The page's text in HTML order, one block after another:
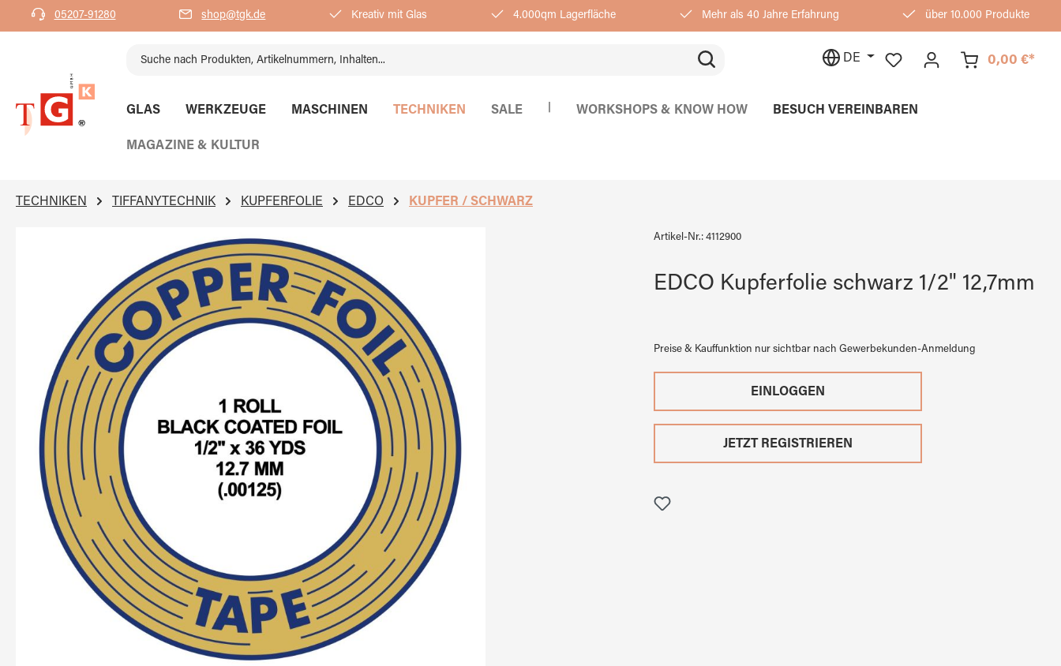
Zur Hauptnavigation springen
05207-91280 shop@tgk.de Kreativ mit Glas 4.000qm Lagerfläche Mehr als 40 Jahre Erfahrung über 10.000 Produkte
DE 0,00 €*
GLAS WERKZEUGE MASCHINEN TECHNIKEN SALE WORKSHOPS & KNOW HOW BESUCH VEREINBAREN
MAGAZINE & KULTUR
TECHNIKEN TIFFANYTECHNIK KUPFERFOLIE EDCO KUPFER / SCHWARZ
Artikel-Nr.: 4112900
EDCO Kupferfolie schwarz 1/2" 12,7mm
Preise & Kauffunktion nur sichtbar nach Gewerbekunden-Anmeldung
EINLOGGEN
JETZT REGISTRIEREN